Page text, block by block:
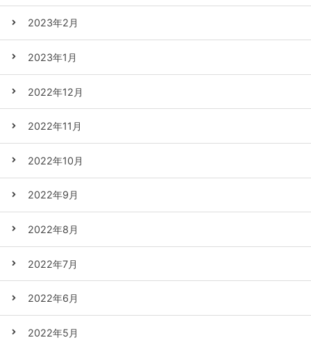
2023年2月
2023年1月
2022年12月
2022年11月
2022年10月
2022年9月
2022年8月
2022年7月
2022年6月
2022年5月